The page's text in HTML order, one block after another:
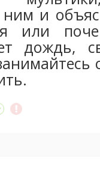
ним и
или
дождь,